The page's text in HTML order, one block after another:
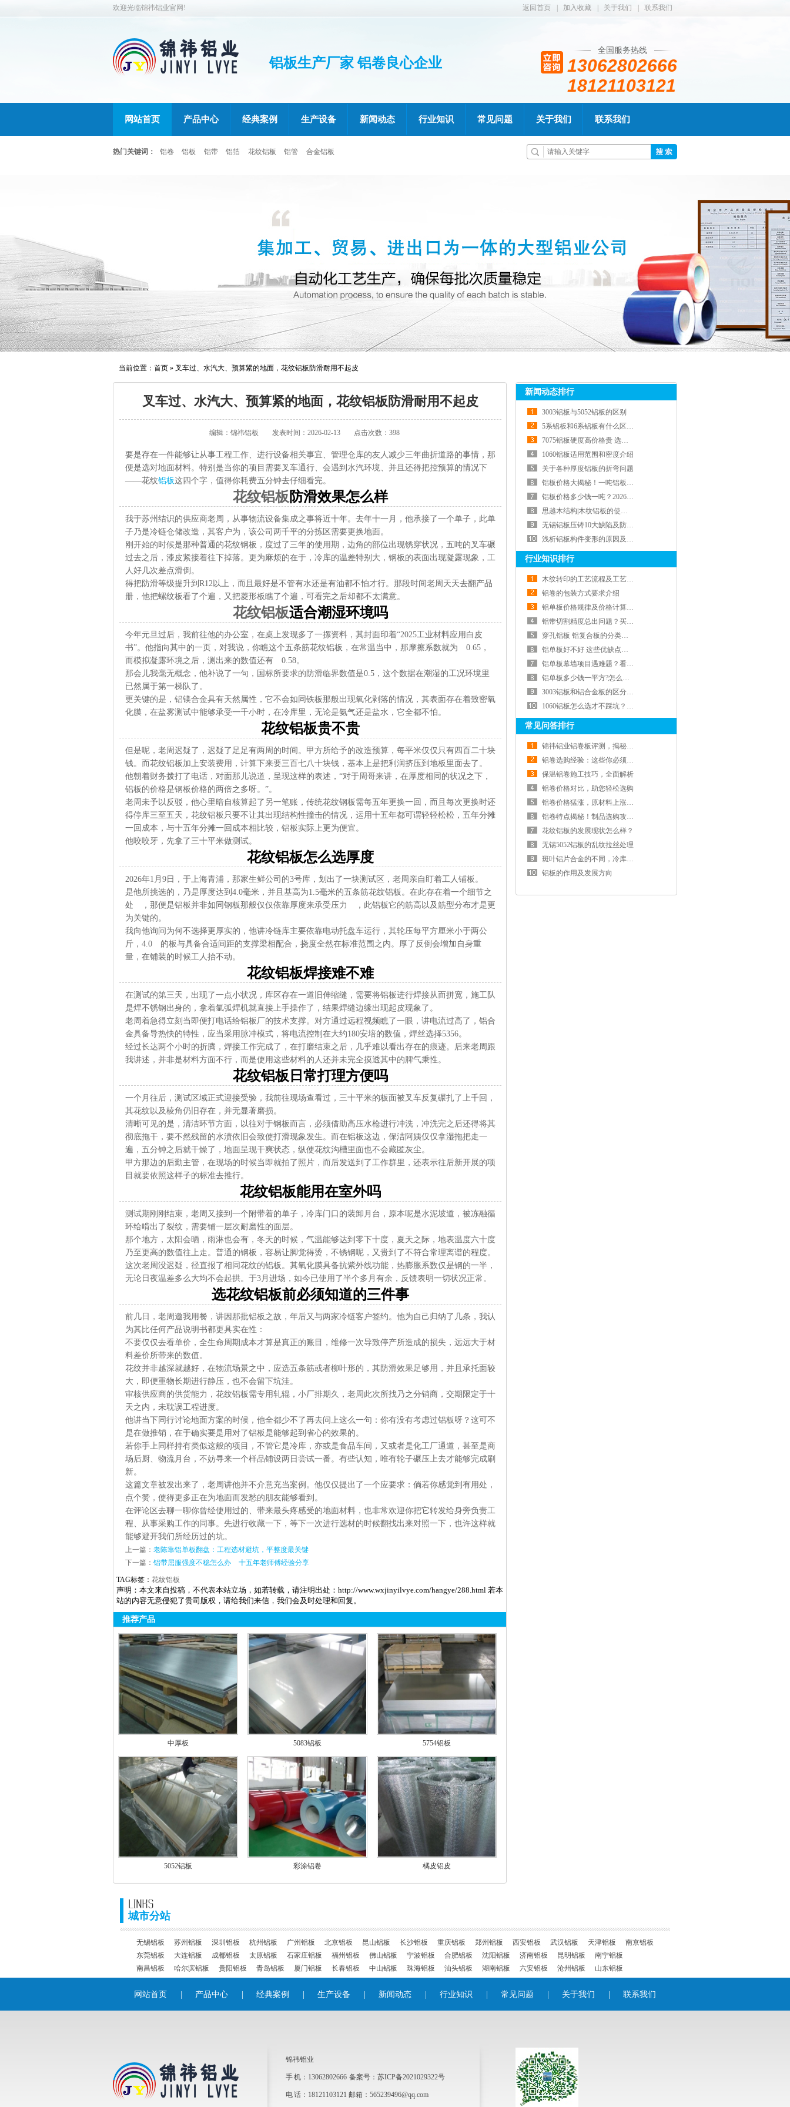
返回首页 加入收藏 关于我们 联系我们
欢迎光临锦祎铝业官网!
铝板生产厂家 铝卷良心企业
全国服务热线
13062802666
18121103121
网站首页 产品中心 经典案例 生产设备 新闻动态 行业知识 常见问题 关于我们 联系我们
热门关键词： 铝卷 铝板 铝带 铝箔 花纹铝板 铝管 合金铝板
当前位置： 首页 » 叉车过、水汽大、预算紧的地面，花纹铝板防滑耐用不起皮
叉车过、水汽大、预算紧的地面，花纹铝板防滑耐用不起皮
编辑：锦祎铝板 发表时间：2026-02-13 点击次数：398
要是存在一件能够让从事工程工作、进行设备相关事宜、管理仓库的友人减少三年曲折道路的事情，那
便是选对地面材料。特别是当你的项目需要叉车通行、会遇到水汽环境、并且还得把控预算的情况下
——花纹铝板这四个字，值得你耗费五分钟去仔细看完。
花纹铝板 防滑效果怎么样
我于苏州结识的供应商老周，从事物流设备集成之事将近十年。去年十一月，他承接了一个单子，此单
子乃是冷链仓储改造，其客户为，该公司两千平的分拣区需要更换地面。
刚开始的时候是那种普通的花纹钢板，度过了三年的使用期，边角的部位出现锈穿状况，五吨的叉车碾
过去之后，漆皮紧接着往下掉落。更为麻烦的在于，冷库的温差特别大，钢板的表面出现凝露现象，工
人好几次差点滑倒。
得把防滑等级提升到R12以上，而且最好是不管有水还是有油都不怕才行。那段时间老周天天去翻产品
册，他把螺纹板看了个遍，又把菱形板瞧了个遍，可看完之后却都不太满意。
花纹铝板适合潮湿环境吗
今年元旦过后，我前往他的办公室，在桌上发现多了一摞资料，其封面印着“2025工业材料应用白皮
书”。他指向其中的一页，对我说，你瞧这个五条筋花纹铝板，在常温当中，那摩擦系数就为 0.65，
而模拟凝露环境之后，测出来的数值还有 0.58。
那会儿我毫无概念，他补说了一句，国标所要求的防滑临界数值是0.5，这个数据在潮湿的工况环境里
已然属于第一梯队了。
更关键的是，铝镁合金具有天然属性，它不会如同铁板那般出现氧化剥落的情况，其表面存在着致密氧
化膜，在盐雾测试中能够承受一千小时，在冷库里，无论是氨气还是盐水，它全都不怕。
花纹铝板贵不贵
但是呢，老周迟疑了，迟疑了足足有两周的时间。甲方所给予的改造预算，每平米仅仅只有四百二十块
钱。而花纹铝板加上安装费用，计算下来要三百七八十块钱，基本上是把利润挤压到地板里面去了。
他朝着财务拨打了电话，对面那儿说道，呈现这样的表述，“对于周哥来讲，在厚度相同的状况之下，
铝板的价格是钢板价格的两倍之多呀。”。
老周未予以反驳，他心里暗自核算起了另一笔账，传统花纹钢板需每五年更换一回，而且每次更换时还
得停库三至五天，花纹铝板只要不让其出现结构性撞击的情况，运用十五年都可谓轻轻松松，五年分摊
一回成本，与十五年分摊一回成本相比较，铝板实际上更为便宜。
他咬咬牙，先拿了三十平米做测试。
花纹铝板怎么选厚度
2026年1月9日，于上海青浦，那家生鲜公司的3号库，划出了一块测试区，老周亲自盯着工人铺板。
是他所挑选的，乃是厚度达到4.0毫米，并且基高为1.5毫米的五条筋花纹铝板。在此存在着一个细节之
处 ，那便是铝板并非如同钢板那般仅仅依靠厚度来承受压力 ，此铝板它的筋高以及筋型分布才是更
为关键的。
我向他询问为何不选择更厚实的，他讲冷链库主要依靠电动托盘车运行，其轮压每平方厘米小于两公
斤，4.0 的板与具备合适间距的支撑梁相配合，挠度全然在标准范围之内。厚了反倒会增加自身重
量，在铺装的时候工人抬不动。
花纹铝板焊接难不难
在测试的第三天，出现了一点小状况，库区存在一道旧伸缩缝，需要将铝板进行焊接从而拼宽，施工队
是焊不锈钢出身的，拿着氩弧焊机就直接上手操作了，结果焊缝边缘出现起皮现象了。
老周着急得立刻当即便打电话给铝板厂的技术支撑。对方通过远程视频瞧了一眼，讲电流过高了，铝合
金具备导热快的特性，应当采用脉冲模式，将电流控制在大约180安培的数值，焊丝选择5356。
经过长达两个小时的折腾，焊接工作完成了，在打磨结束之后，几乎难以看出存在的痕迹。后来老周跟
我讲述，并非是材料方面不行，而是使用这些材料的人还并未完全摸透其中的脾气秉性。
花纹铝板日常打理方便吗
一个月往后，测试区域正式迎接受验，我前往现场查看过，三十平米的板面被叉车反复碾扎了上千回，
其花纹以及棱角仍旧存在，并无显著磨损。
清晰可见的是，清洁环节方面，以往对于钢板而言，必须借助高压水枪进行冲洗，冲洗完之后还得将其
彻底拖干，要不然残留的水渍依旧会致使打滑现象发生。而在铝板这边，保洁阿姨仅仅拿湿拖把走一
遍，五分钟之后就干燥了，地面呈现干爽状态，纵使花纹沟槽里面也不会藏匿灰尘。
甲方那边的后勤主管，在现场的时候当即就拍了照片，而后发送到了工作群里，还表示往后新开展的项
目就要依照这样子的标准去推行。
花纹铝板能用在室外吗
测试期刚刚结束，老周又接到一个附带着的单子，冷库门口的装卸月台，原本呢是水泥坡道，被冻融循
环给啃出了裂纹，需要铺一层次耐磨性的面层。
那个地方，太阳会晒，雨淋也会有，冬天的时候，气温能够达到零下十度，夏天之际，地表温度六十度
乃至更高的数值往上走。普通的钢板，容易让脚觉得烫，不锈钢呢，又贵到了不符合常理离谱的程度。
这次老周没迟疑，径直报了相同花纹的铝板。其氧化膜具备抗紫外线功能，热膨胀系数仅是钢的一半，
无论日夜温差多么大均不会起拱。于3月进场，如今已使用了半个多月有余，反馈表明一切状况正常。
选花纹铝板前必须知道的三件事
前几日，老周邀我用餐，讲因那批铝板之故，年后又与两家冷链客户签约。他为自己归纳了几条，我认
为其比任何产品说明书都更具实在性：
不要仅仅去看单价，全生命周期成本才算是真正的账目，维修一次导致停产所造成的损失，远远大于材
料差价所带来的数值。
花纹并非越深就越好，在物流场景之中，应选五条筋或者柳叶形的，其防滑效果足够用，并且承托面较
大，即便重物长期进行静压，也不会留下坑洼。
审核供应商的供货能力，花纹铝板需专用轧辊，小厂排期久，老周此次所找乃之分销商，交期限定于十
天之内，未耽误工程进度。
他讲当下同行讨论地面方案的时候，他全都少不了再去问上这么一句：你有没有考虑过铝板呀？这可不
是在做推销，在于确实要是用对了铝板是能够起到省心的效果的。
若你手上同样持有类似这般的项目，不管它是冷库，亦或是食品车间，又或者是化工厂通道，甚至是商
场后厨、物流月台，不妨寻来一个样品铺设两日尝试一番。有些认知，唯有轮子碾压上去才能够完成刷
新。
这篇文章被发出来了，老周讲他并不介意充当案例。他仅仅提出了一个应要求：倘若你感觉到有用处，
点个赞，使得更多正在为地面而发愁的朋友能够看到。
在评论区去聊一聊你曾经使用过的、带来最头疼感受的地面材料，也非常欢迎你把它转发给身旁负责工
程、从事采购工作的同事。先进行收藏一下，等下一次进行选材的时候翻找出来对照一下，也许这样就
能够避开我们所经历过的坑。
上一篇： 老陈靠铝单板翻盘：工程选材避坑，平整度最关键
下一篇： 铝带屈服强度不稳怎么办 十五年老师傅经验分享
TAG标签： 花纹铝板
声明：本文来自投稿，不代表本站立场，如若转载，请注明出处： http://www.wxjinyilvye.com/hangye/288.html 若本
站的内容无意侵犯了贵司版权，请给我们来信，我们会及时处理和回复。
推荐产品
中厚板 5083铝板 5754铝板
5052铝板 彩涂铝卷 橘皮铝皮
新闻动态排行
3003铝板与5052铝板的区别
5系铝板和6系铝板有什么区别？
7075铝板硬度高价格贵 选购前先看懂这几点
1060铝板适用范围和密度介绍
关于各种厚度铝板的折弯问题
铝板价格大揭秘！一吨铝板多少钱？特点和价格对比一网打尽
铝板价格多少钱一吨？2026年4月最新行情
思越木结构|木纹铝板的使用心得和注意事项
无锡铝板压铸10大缺陷及防治方法
浅析铝板构件变形的原因及矫正方法
行业知识排行
木纹转印的工艺流程及工艺工艺介绍
铝卷的包装方式要求介绍
铝单板价格规律及价格计算方法！
铝带切割精度总出问题？买铝带先看材质和公差控制
穿孔铝板 铝复合板的分类及分类，你值得拥有！！
铝单板好不好 这些优缺点和价格你要知道
铝单板幕墙项目遇难题？看我们如何用轻质美观铝单板轻松解决
铝单板多少钱一平方?怎么选才不踩坑
3003铝板和铝合金板的区分有哪些！
1060铝板怎么选才不踩坑？八年材料商教你避雷
常见问答排行
锦祎铝业铝卷板评测，揭秘不同类型铝材的优劣
铝卷选购经验：这些你必须知道！
保温铝卷施工技巧，全面解析
铝卷价格对比，助您轻松选购
铝卷价格猛涨，原材料上涨推动
铝卷特点揭秘！制品选购攻略来袭
花纹铝板的发展现状怎么样？
无锡5052铝板的乱纹拉丝处理
斑叶铝片合金的不同，冷库地板设计方面
铝板的作用及发展方向
城市分站
无锡铝板 苏州铝板 深圳铝板 杭州铝板 广州铝板 北京铝板 昆山铝板 长沙铝板 重庆铝板 郑州铝板 西安铝板 武汉铝板 天津铝板
南京铝板
东莞铝板
大连铝板 成都铝板 太原铝板 石家庄铝板 福州铝板 佛山铝板 宁波铝板 合肥铝板 沈阳铝板 济南铝板 昆明铝板
南宁铝板
南昌铝板
哈尔滨铝板 贵阳铝板 青岛铝板 厦门铝板 长春铝板 中山铝板 珠海铝板 汕头铝板 湖南铝板 六安铝板 沧州铝板 山东铝板
网站首页 产品中心 经典案例 生产设备 新闻动态 行业知识 常见问题 关于我们 联系我们
锦祎铝业
手 机：13062802666 备案号： 苏ICP备2021029322号
电 话：18121103121 邮箱：565239496@qq.com